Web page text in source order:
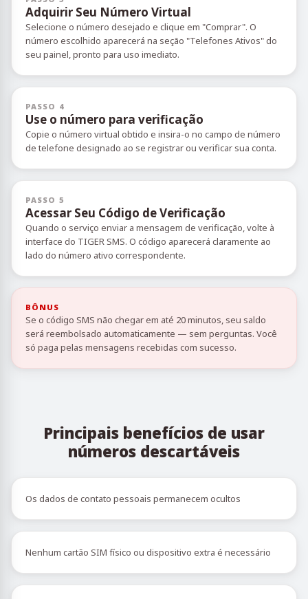
Adquirir Seu Número Virtual
Selecione o número desejado e clique em "Comprar". O
número escolhido aparecerá na seção "Telefones Ativos" do
seu painel, pronto para uso imediato.
PASSO 4
Use o número para verificação
Copie o número virtual obtido e insira-o no campo de número
de telefone designado ao se registrar ou verificar sua conta.
PASSO 5
Acessar Seu Código de Verificação
Quando o serviço enviar a mensagem de verificação, volte à
interface do TIGER SMS. O código aparecerá claramente ao
lado do número ativo correspondente.
BÔNUS
Se o código SMS não chegar em até 20 minutos, seu saldo
será reembolsado automaticamente — sem perguntas. Você
só paga pelas mensagens recebidas com sucesso.
Principais benefícios de usar
números descartáveis
Os dados de contato pessoais permanecem ocultos
Nenhum cartão SIM físico ou dispositivo extra é necessário